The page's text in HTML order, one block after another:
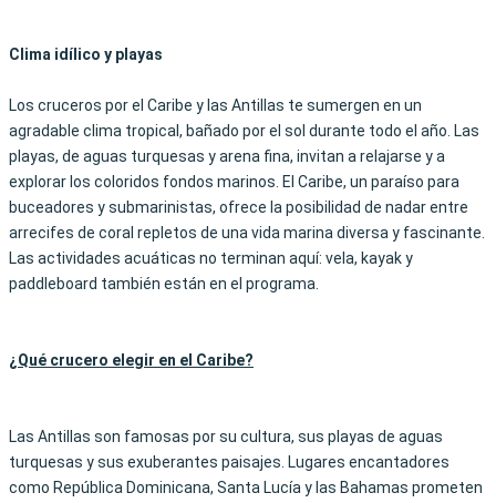
Clima idílico y playas
Los cruceros por el Caribe y las Antillas te sumergen en un
agradable clima tropical, bañado por el sol durante todo el año. Las
playas, de aguas turquesas y arena fina, invitan a relajarse y a
explorar los coloridos fondos marinos. El Caribe, un paraíso para
buceadores y submarinistas, ofrece la posibilidad de nadar entre
arrecifes de coral repletos de una vida marina diversa y fascinante.
Las actividades acuáticas no terminan aquí: vela, kayak y
paddleboard también están en el programa.
¿Qué crucero elegir en el Caribe?
Las Antillas son famosas por su cultura, sus playas de aguas
turquesas y sus exuberantes paisajes. Lugares encantadores
como República Dominicana, Santa Lucía y las Bahamas prometen